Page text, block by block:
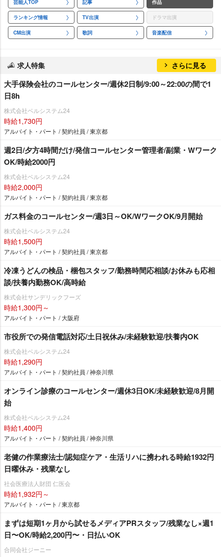
芸能人TOP 記事 作品
ランキング情報 TV出演 ドラマ出演
CM出演 歌詞 音楽配信
求人特集 さらに見る
大手保険会社のコールセンター/週休2日制/9:00～22:00の間で1
日8h
株式会社ベルシステム24
時給1,730円
アルバイト・パート / 契約社員 / 東京都
週2日/夕方4時間だけ/発信コールセンター管理者/副業・Wワーク
OK/時給2000円
株式会社ベルシステム24
時給2,000円
アルバイト・パート / 契約社員 / 東京都
ガス料金のコールセンター/週3日～OK/WワークOK/9月開始
株式会社ベルシステム24
時給1,500円
アルバイト・パート / 契約社員 / 東京都
冷凍うどんの検品・梱包スタッフ/勤務時間応相談/お休みも応相
談/扶養内勤務OK/高時給
株式会社サンデリックフーズ
時給1,300円～
アルバイト・パート / 大阪府
市役所での発信電話対応/土日祝休み/未経験歓迎/扶養内OK
株式会社ベルシステム24
時給1,290円
アルバイト・パート / 契約社員 / 神奈川県
オンライン診療のコールセンター/週休3日OK/未経験歓迎/8月開
始
株式会社ベルシステム24
時給1,400円
アルバイト・パート / 契約社員 / 神奈川県
老健の作業療法士/認知症ケア・生活リハに携われる時給1932円
日曜休み・残業なし
社会医療法人財団 仁医会
時給1,932円～
アルバイト・パート / 東京都
まずは短期1ヶ月から試せるメディアPRスタッフ/残業なし×週1
日〜OK/時給2,200円〜・日払いOK
合同会社ジーニー